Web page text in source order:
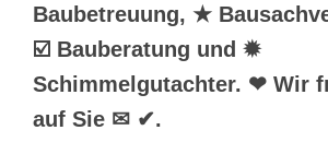
Baubetreuung, ★
☑️ Bauberatung und ✹
Schimmelgutachter. ❤ Wir
auf Sie ✉ ✔.